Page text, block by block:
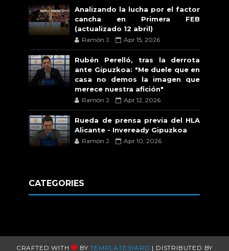
Analizando la lucha por el factor
cancha en Primera FEB
(actualizado 12 abril)
Ramón J. Apr 15, 2026
Rubén Perelló, tras la derrota
ante Gipuzkoa: "Me duele que en
casa no demos la imagen que
merece nuestra afición"
Ramón J. Apr 12, 2026
Rueda de prensa previa del HLA
Alicante - Inveready Gipuzkoa
Ramón J. Apr 10, 2026
CATEGORIES
CRAFTED WITH BYTEMPLATESYARD | DISTRIBUTED BY